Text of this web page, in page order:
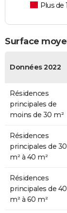
Plus de
Surface
Données 2022
Résidences
principales de
moins de 30 m²
Résidences
principales de 30
m² à 40 m²
Résidences
principales de 40
m² à 60 m²